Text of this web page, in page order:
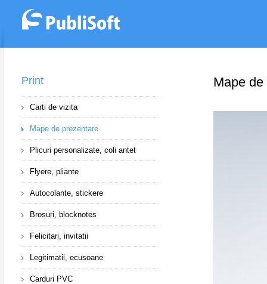
Mape
Print
Carti de vizita
Mape de prezentare
Plicuri personalizate, coli antet
Flyere, pliante
Autocolante, stickere
Brosuri, blocknotes
Felicitari, invitatii
Legitimatii, ecusoane
Carduri PVC